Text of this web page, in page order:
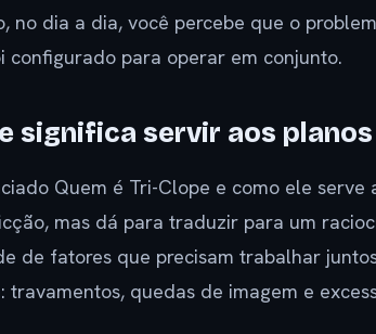
no dia a dia, você percebe que o
configurado para operar em conjunto.
significa servir aos
Quem é Tri-Clope e como ele
mas dá para traduzir para um
de fatores que precisam trabalhar
travamentos, quedas de imagem e